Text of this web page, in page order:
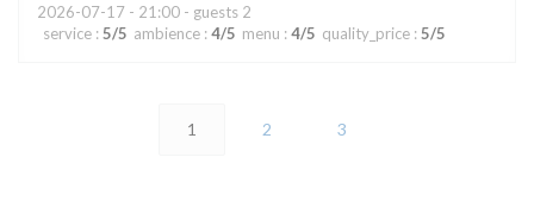
2026-07-17 - 21:00 - guests 2
service : 5/5 ambience : 4/5 menu : 4/5 quality_price : 5/5
1 2 3